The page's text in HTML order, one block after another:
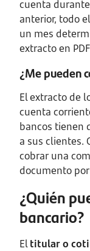
cuenta
anterior, todo
un mes
extracto en
¿Me pueden
El extracto de
cuenta
bancos tienen
a sus clientes.
cobrar una
documento
¿Quién
bancario?
Eltitular o